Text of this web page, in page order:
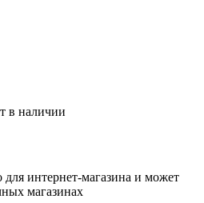
в наличии
для интернет-магазина и может
магазинах